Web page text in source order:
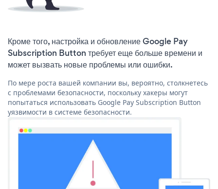
Кроме того, настройка и обновление Google Pay
Subscription Button требует еще больше времени и
может вызвать новые проблемы или ошибки.
По мере роста вашей компании вы, вероятно, столкнетесь
с проблемами безопасности, поскольку хакеры могут
попытаться использовать Google Pay Subscription Button
уязвимости в системе безопасности.